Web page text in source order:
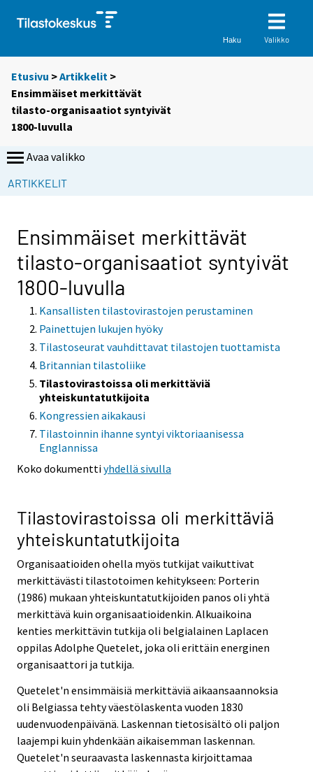
Haku Valikko
Etusivu >Artikkelit >
Ensimmäiset merkittävät
tilasto-organisaatiot syntyivät
1800-luvulla
Avaa valikko
ARTIKKELIT
Ensimmäiset merkittävät
tilasto-organisaatiot syntyivät
1800-luvulla
Kansallisten tilastovirastojen perustaminen
Painettujen lukujen hyöky
Tilastoseurat vauhdittavat tilastojen tuottamista
Britannian tilastoliike
Tilastovirastoissa oli merkittäviä
yhteiskuntatutkijoita
Kongressien aikakausi
Tilastoinnin ihanne syntyi viktoriaanisessa
Englannissa
Koko dokumenttiyhdellä sivulla
Tilastovirastoissa oli merkittäviä
yhteiskuntatutkijoita
Organisaatioiden ohella myös tutkijat vaikuttivat
merkittävästi tilastotoimen kehitykseen: Porterin
(1986) mukaan yhteiskuntatutkijoiden panos oli yhtä
merkittävä kuin organisaatioidenkin. Alkuaikoina
kenties merkittävin tutkija oli belgialainen Laplacen
oppilas Adolphe Quetelet, joka oli erittäin energinen
organisaattori ja tutkija.
Quetelet'n ensimmäisiä merkittäviä aikaansaannoksia
oli Belgiassa tehty väestölaskenta vuoden 1830
uudenvuodenpäivänä. Laskennan tietosisältö oli paljon
laajempi kuin yhdenkään aikaisemman laskennan.
Quetelet'n seuraavasta laskennasta kirjoittamaa